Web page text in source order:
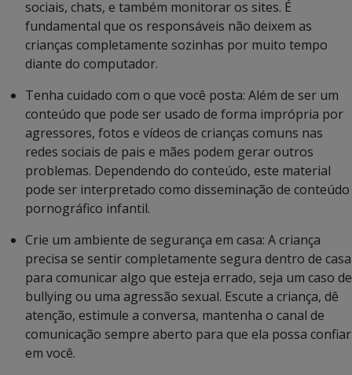
sociais, chats, e também monitorar os sites. É
fundamental que os responsáveis não deixem as
crianças completamente sozinhas por muito tempo
diante do computador.
Tenha cuidado com o que você posta: Além de ser um
conteúdo que pode ser usado de forma imprópria por
agressores, fotos e vídeos de crianças comuns nas
redes sociais de pais e mães podem gerar outros
problemas. Dependendo do conteúdo, este material
pode ser interpretado como disseminação de conteúdo
pornográfico infantil.
Crie um ambiente de segurança em casa: A criança
precisa se sentir completamente segura dentro de casa
para comunicar algo que esteja errado, seja um caso de
bullying ou uma agressão sexual. Escute a criança, dê
atenção, estimule a conversa, mantenha o canal de
comunicação sempre aberto para que ela possa confiar
em você.